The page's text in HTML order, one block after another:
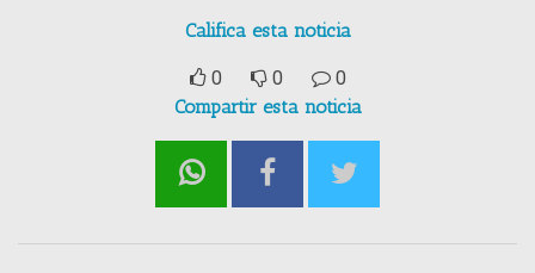
Califica esta noticia
0 0
0
Compartir esta noticia